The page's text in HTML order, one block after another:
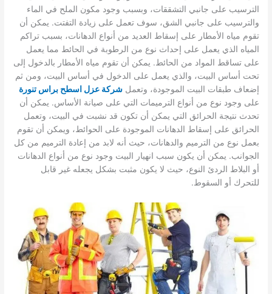
الترسيب على جانبي التشققات، وبسبب وجود مكون الملح في الماء
والترسيب على جانبي الشق، سوف تعمل على زيادة التفتت. يمكن أن
تقوم مياه الأمطار على إسقاط العديد من أنواع الدهانات، بسبب تراكم
المياه الذي يعمل على إحداث نوع من الرطوبة في الحائط مما يعمل
على تساقط المواد من الحائط. يمكن أن تقوم مياه الأمطار بالدخول إلى
تحت أساس البيت، والذي يعمل على الدخول في أساس البيت، ومن ثم
إضعاف طبقات البيت الموجودة، وتعملشركة عزل اسطح براس تنورة
على وجود نوع من أنواع الترميمات التي على صيانة الأساس. يمكن أن
تحدث نتيجة الحرائق التي يمكن أن تكون قد نشبت في البيت، وتعمل
الحرائق على إسقاط الدهانات الموجودة على الحوائط، ويمكن أن تقوم
بعمل نوع من الترميم والدهانات، حيث أنه لابد من إعادة الترميم من كل
الجوانب. يمكن أن يكون سبب انهيار البيت وجود نوع من أنواع الدهانات
أو البلاط الردئ النوع، حيث لا يكون مثبت بشكل يجعله غير قابل
للتحرك أو السقوط.